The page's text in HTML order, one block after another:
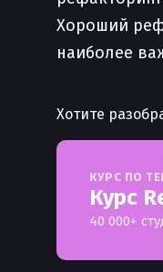
Хороший
наиболее
Хотите
КУРС ПО
Курс
40 000+